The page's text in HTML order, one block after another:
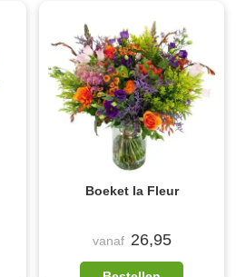
Boeket la Fleur
vanaf 26,95